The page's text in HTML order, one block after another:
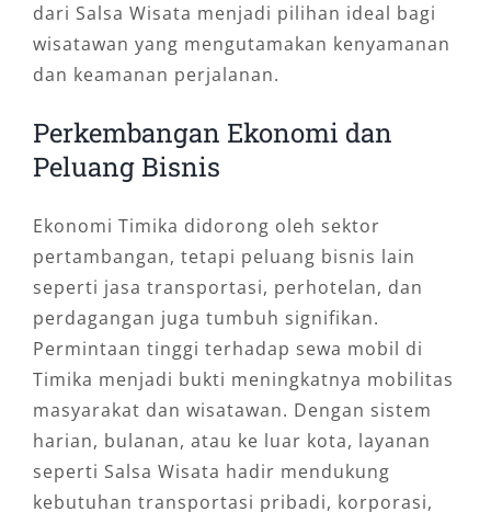
dari Salsa Wisata menjadi pilihan ideal bagi
wisatawan yang mengutamakan kenyamanan
dan keamanan perjalanan.
Perkembangan Ekonomi dan
Peluang Bisnis
Ekonomi Timika didorong oleh sektor
pertambangan, tetapi peluang bisnis lain
seperti jasa transportasi, perhotelan, dan
perdagangan juga tumbuh signifikan.
Permintaan tinggi terhadap sewa mobil di
Timika menjadi bukti meningkatnya mobilitas
masyarakat dan wisatawan. Dengan sistem
harian, bulanan, atau ke luar kota, layanan
seperti Salsa Wisata hadir mendukung
kebutuhan transportasi pribadi, korporasi,